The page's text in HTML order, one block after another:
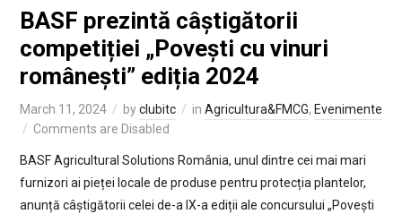
BASF prezintă câștigătorii
competiției „Povești cu vinuri
românești” ediția 2024
March 11, 2024 byclubitc in Agricultura&FMCG, Evenimente
Comments are Disabled
BASF Agricultural Solutions România, unul dintre cei mai mari
furnizori ai pieței locale de produse pentru protecția plantelor,
anunță câștigătorii celei de-a IX-a ediții ale concursului „Povești